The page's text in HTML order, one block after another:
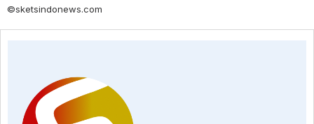
©sketsindonews.com